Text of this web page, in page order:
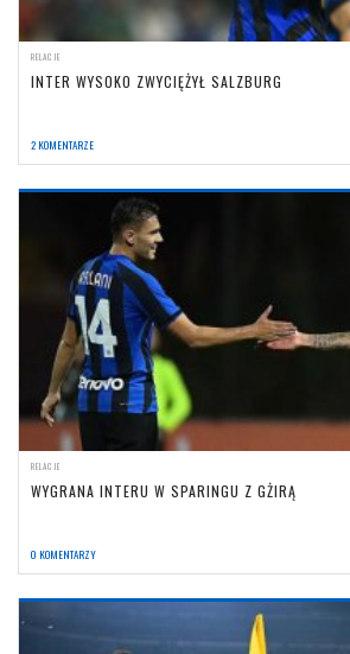
RELACJE
INTER WYSOKO ZWYCIĘŻYŁ SALZBURG
2 KOMENTARZE
RELACJE
WYGRANA INTERU W SPARINGU Z GŻIRĄ
0 KOMENTARZY